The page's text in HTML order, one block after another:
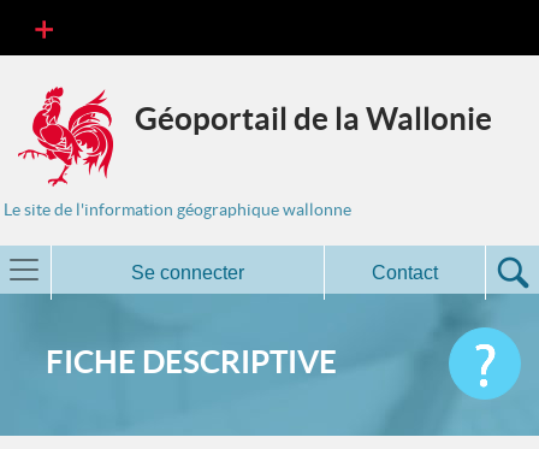
Géoportail de la Wallonie
Le site de l'information géographique wallonne
Se connecter Contact
FICHE DESCRIPTIVE